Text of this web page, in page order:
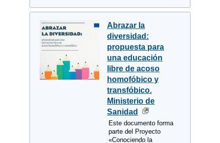
Abrazar la
diversidad:
propuesta para
una educación
libre de acoso
homofóbico y
transfóbico.
Ministerio de
Sanidad
Este documento forma
parte del Proyecto
«Conociendo la